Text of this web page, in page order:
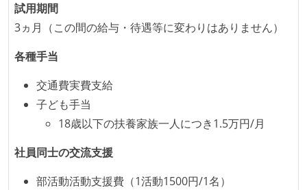
待遇・福利厚生
入社時には、各自希望のスペックの PC やディスプレ
イが支給される
ストックオプションまたは自社株購入支援制度がある
職業安定法に対応する記載事項
受動喫煙防止措置：屋内禁煙
試用期間
3ヵ月（この間の給与・待遇等に変わりはありません）
各種手当
交通費実費支給
子ども手当
18歳以下の扶養家族一人につき1.5万円/月
社員同士の交流支援
部活動活動支援費（1活動1500円/1名）